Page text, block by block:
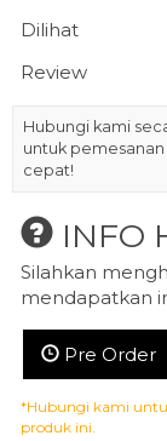
Dilihat
Review
Hubungi kami
untuk
cepat!
INFO
Silahkan
mendapatkan
Pre Order
*Hubungi kami
produk ini.